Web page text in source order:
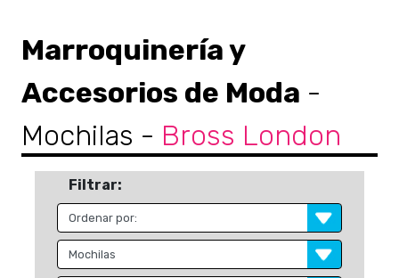
Marroquinería y
Accesorios de Moda -
Mochilas - Bross London
Filtrar: